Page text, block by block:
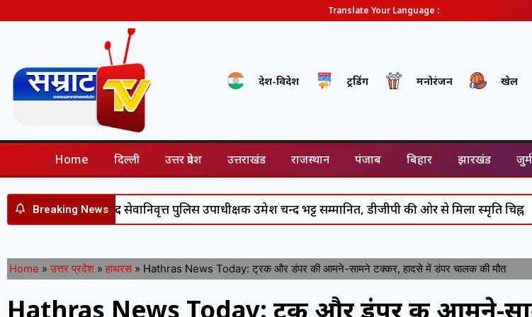
Translate Your Language :
देश-विदेश ट्रेंडिंग मनोरंजन खेल
Home दिल्ली उत्तर प्रदेश उत्तराखंड राजस्थान पंजाब बिहार झारखंड जुर्म
Breaking News
सेवा के बाद सेवानिवृत्त पुलिस उपाधीक्षक उमेश चन्द भट्ट सम्मानित, डीजीपी की ओर से मिला स्मृति चिह्न Atiq
Home » उत्तर प्रदेश » हाथरस » Hathras News Today: ट्रक और डंपर की आमने-सामने टक्कर, हादसे में डंपर चालक की मौत
Hathras News Today: ट्रक और डंपर की आमने-